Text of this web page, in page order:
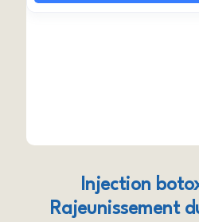
Injection
Rajeunissement